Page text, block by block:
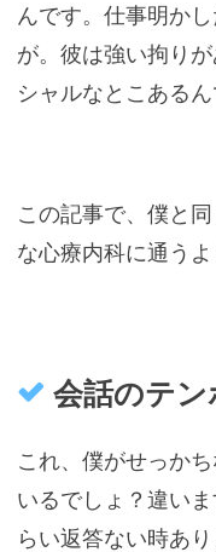
んです。仕事明か
が。彼は強い拘り
シャルなとこあるん
この記事で、僕と
な心療内科に通う
会話のテ
これ、僕がせっか
いるでしょ？違い
らい返答ない時あり